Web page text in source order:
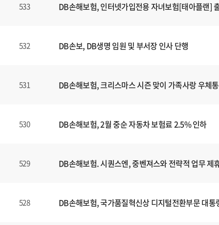
533 DB손해보험, 인터넷가입전용 자녀보험[태아플랜]
532 DB손보, DB생명 임원 및 부서장 인사 단행
531 DB손해보험, 크리스마스 시즌 맞이 가족사랑 우체
530 DB손해보험, 2월 중순 자동차 보험료 2.5% 인하
529 DB손해보험. 시퀀스엔, 중벤져스와 전략적 업무 제
528 DB손해보험, 국가품질혁신상 디지털전환부문 대통